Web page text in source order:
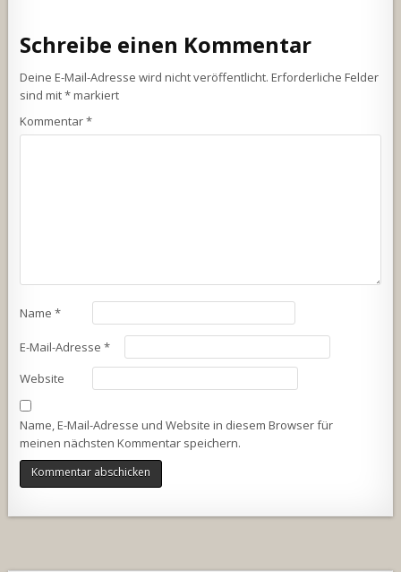
Schreibe einen Kommentar
Deine E-Mail-Adresse wird nicht veröffentlicht. Erforderliche Felder
sind mit*markiert
Kommentar*
Name*
E-Mail-Adresse*
Website
Name, E-Mail-Adresse und Website in diesem Browser für
meinen nächsten Kommentar speichern.